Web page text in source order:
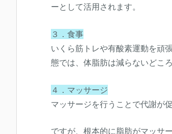
ーとして活用されます。
３．食事
いくら筋トレや有酸素運動を頑
態では、体脂肪は減らないどこ
４．マッサージ
マッサージを行うことで代謝が
ですが、根本的に脂肪がマッサ